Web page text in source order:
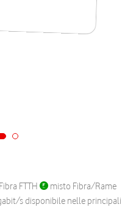
FTTH
misto Fibra/Rame
s disponibile nelle principali